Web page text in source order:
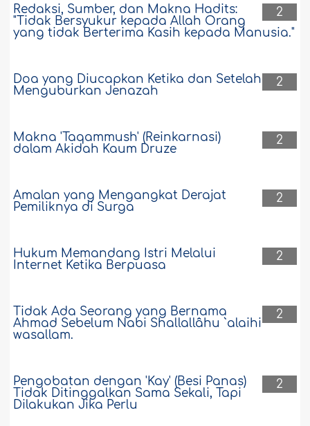
2
Redaksi, Sumber, dan Makna Hadits:
"Tidak Bersyukur kepada Allah Orang
yang tidak Berterima Kasih kepada Manusia."
2
Doa yang Diucapkan Ketika dan Setelah
Menguburkan Jenazah
2
Makna 'Taqammush' (Reinkarnasi)
dalam Akidah Kaum Druze
2
Amalan yang Mengangkat Derajat
Pemiliknya di Surga
2
Hukum Memandang Istri Melalui
Internet Ketika Berpuasa
2
Tidak Ada Seorang yang Bernama
Ahmad Sebelum Nabi Shallallâhu `alaihi
wasallam.
2
Pengobatan dengan 'Kay' (Besi Panas)
Tidak Ditinggalkan Sama Sekali, Tapi
Dilakukan Jika Perlu